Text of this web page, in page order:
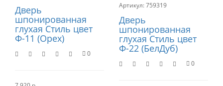
Дверь
шпонированная
глухая Стиль цвет
Ф-11 (Орех)
0
759319
Дверь
шпонированная
глухая Стиль цвет
Ф-22 (БелДуб)
0